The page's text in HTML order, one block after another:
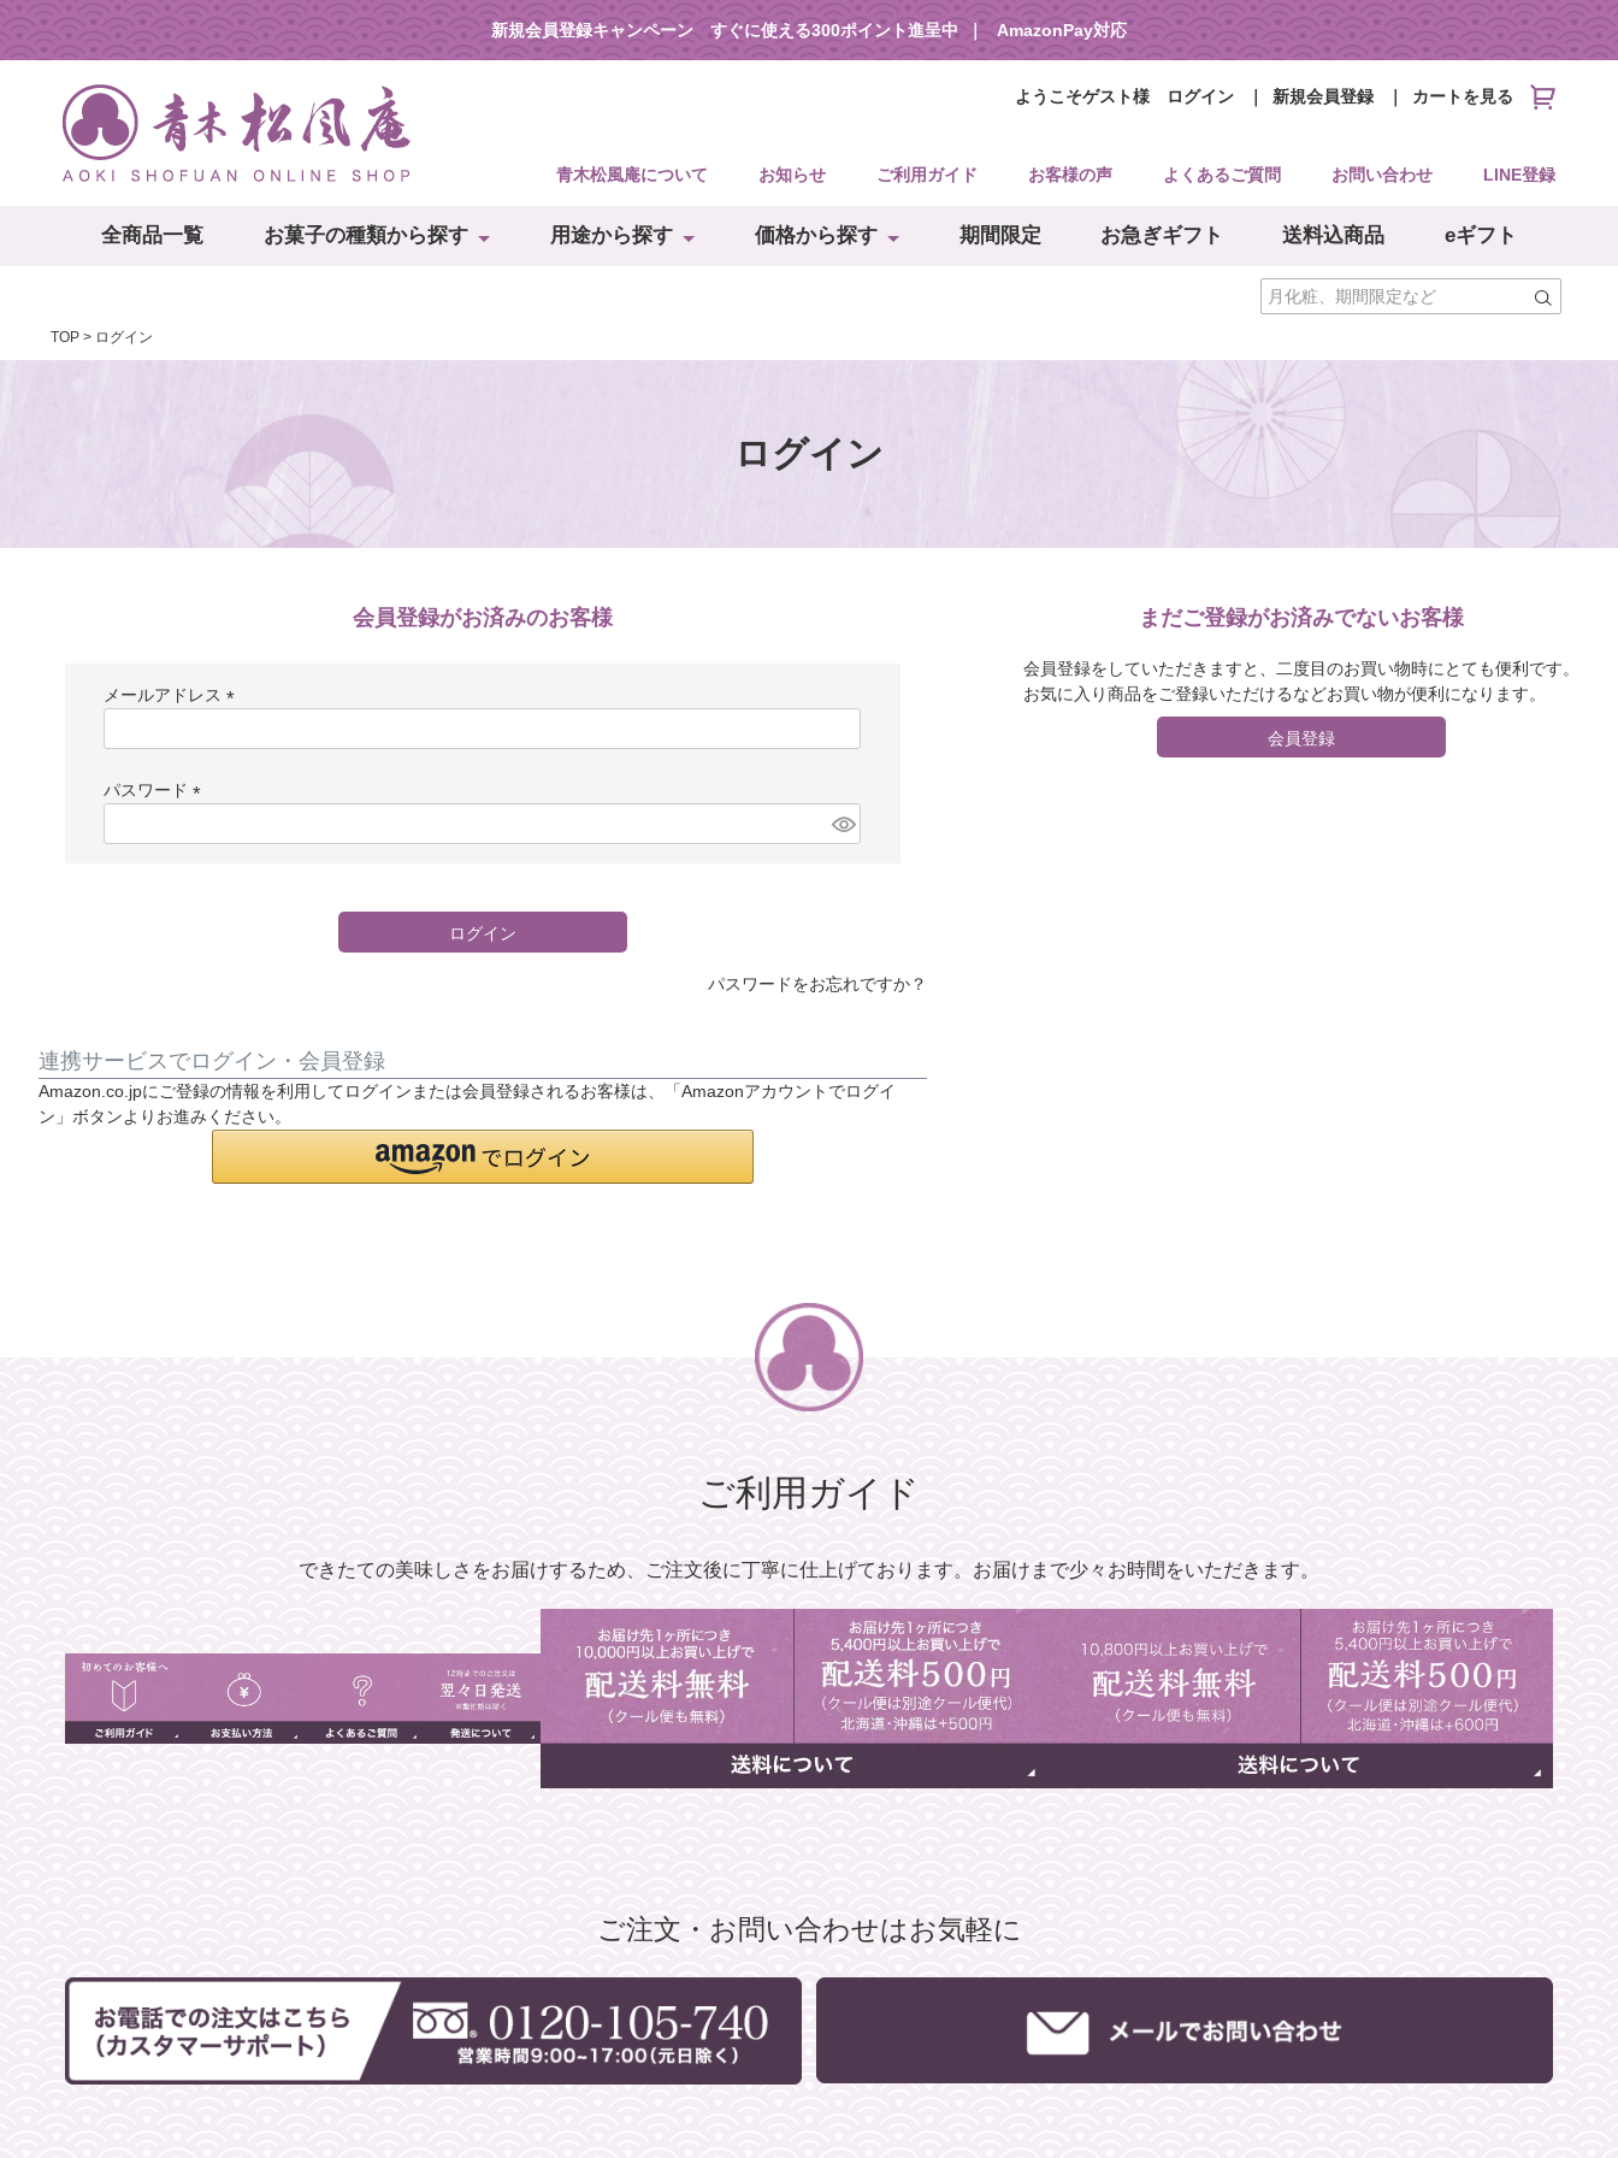
新規会員登録キャンペーン すぐに使える300ポイント進呈中 AmazonPay対応
ようこそゲスト様 ログイン 新規会員登録 カートを見る
青木松風庵について お知らせ ご利用ガイド お客様の声 よくあるご質問 お問い合わせ LINE登録
全商品一覧 お菓子の種類から探す 用途から探す 価格から探す 期間限定 お急ぎギフト 送料込商品 eギフト
TOP ログイン
ログイン
会員登録がお済みのお客様
メールアドレス
必
)
パスワード
必
ログイン
パスワードをお忘れですか？
連携サービスでログイン・会員登録
Amazon.co.jpにご登録の情報を利用してログインまたは会員登録されるお客様は、「Amazonアカウントでログイ
ン」ボタンよりお進みください。
まだご登録がお済みでないお客様
会員登録をしていただきますと、二度目のお買い物時にとても便利です。
お気に入り商品をご登録いただけるなどお買い物が便利になります。
会員登録
ご利用ガイド
できたての美味しさをお届けするため、 ご注文後に丁寧に仕上げております。 お届けまで少々お時間をいただきます。
ご注文・お問い合わせはお気軽に